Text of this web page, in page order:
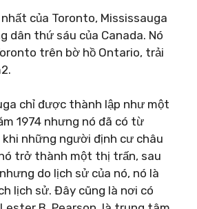
của Toronto, Mississauga
dân thứ sáu của Canada. Nó
trên bờ hồ Ontario, trải
chỉ được thành lập như một
1974 nhưng nó đã có từ
những người định cư châu
trở thành một thị trấn, sau
do lịch sử của nó, nó là
lịch sử. Đây cũng là nơi có